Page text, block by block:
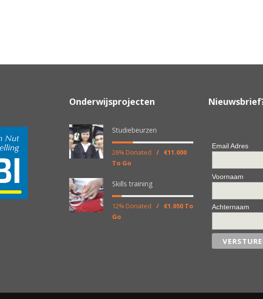
Onderwijsprojecten
Studiebeurzen
26% Donated /
€11.000
To Go
Skills training
12% Donated /
€1.050 To
Go
Email Adres
Voornaam
Achternaam